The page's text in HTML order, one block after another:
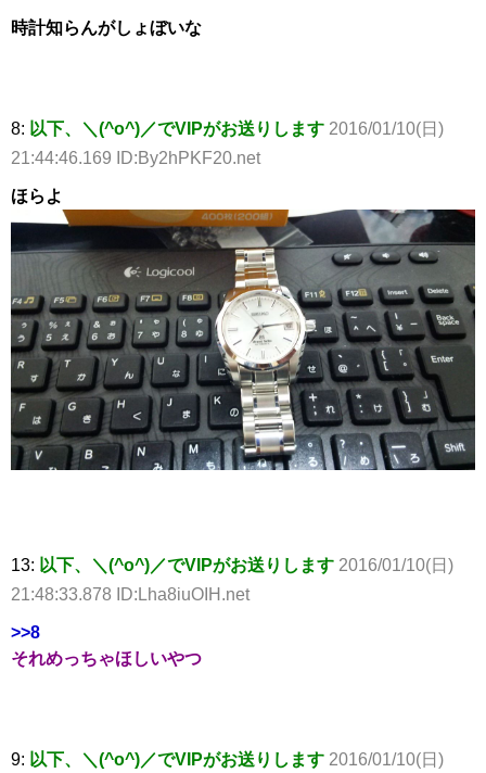
時計知らんがしょぼいな
8: 以下、＼(^o^)／でVIPがお送りします 2016/01/10(日)
21:44:46.169 ID:By2hPKF20.net
ほらよ
13: 以下、＼(^o^)／でVIPがお送りします 2016/01/10(日)
21:48:33.878 ID:Lha8iuOIH.net
>>8
それめっちゃほしいやつ
9: 以下、＼(^o^)／でVIPがお送りします 2016/01/10(日)